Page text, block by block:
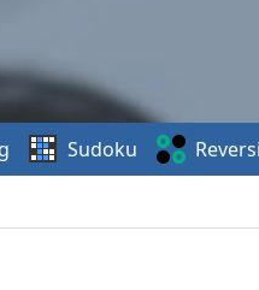
Sudoku Reversi